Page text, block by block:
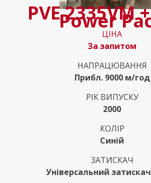
PVE 2335VM
Power
ЦІНА
За запитом
НАПРАЦЮВАННЯ
Прибл. 9000 м/год
РІК ВИПУСКУ
2000
КОЛІР
Синій
ЗАТИСКАЧ
Універсальний